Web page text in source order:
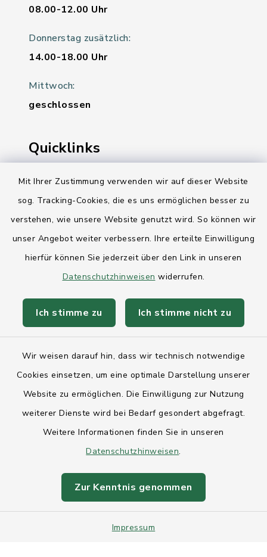
Mit Ihrer Zustimmung verwenden wir auf dieser Website
sog. Tracking-Cookies, die es uns ermöglichen besser zu
verstehen, wie unsere Website genutzt wird. So können wir
unser Angebot weiter verbessern. Ihre erteilte Einwilligung
hierfür können Sie jederzeit über den Link in unseren
Datenschutzhinweisen widerrufen.
Ich stimme zu Ich stimme nicht zu
Wir weisen darauf hin, dass wir technisch notwendige
Cookies einsetzen, um eine optimale Darstellung unserer
Website zu ermöglichen. Die Einwilligung zur Nutzung
weiterer Dienste wird bei Bedarf gesondert abgefragt.
Weitere Informationen finden Sie in unseren
Datenschutzhinweisen.
Zur Kenntnis genommen
Impressum
08.00-12.00 Uhr
Donnerstag zusätzlich:
14.00-18.00 Uhr
Mittwoch:
geschlossen
Quicklinks
Ihre Behördennummer 115
Landesregierung Schleswig-Holstein
AktivRegion Mittelholstein
Anfahrt
Datenschutz
Sitemap
Intranet